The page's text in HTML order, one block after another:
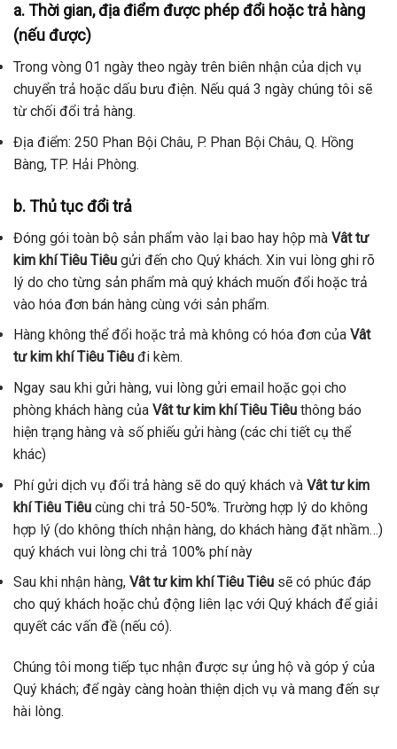
a. Thời gian, địa điểm được phép đổi hoặc trả hàng
(nếu được)
Trong vòng 01 ngày theo ngày trên biên nhận của dịch vụ
chuyển trả hoặc dấu bưu điện. Nếu quá 3 ngày chúng tôi sẽ
từ chối đổi trả hàng.
Địa điểm: 250 Phan Bội Châu, P. Phan Bội Châu, Q. Hồng
Bàng, TP. Hải Phòng.
b. Thủ tục đổi trả
Đóng gói toàn bộ sản phẩm vào lại bao hay hộp mà Vât tư
kim khí Tiêu Tiêu gửi đến cho Quý khách. Xin vui lòng ghi rõ
lý do cho từng sản phẩm mà quý khách muốn đổi hoặc trả
vào hóa đơn bán hàng cùng với sản phẩm.
Hàng không thể đổi hoặc trả mà không có hóa đơn của Vât
tư kim khí Tiêu Tiêu đi kèm.
Ngay sau khi gửi hàng, vui lòng gửi email hoặc gọi cho
phòng khách hàng của Vât tư kim khí Tiêu Tiêu thông báo
hiện trạng hàng và số phiếu gửi hàng (các chi tiết cụ thể
khác)
Phí gửi dịch vụ đổi trả hàng sẽ do quý khách và Vât tư kim
khí Tiêu Tiêu cùng chi trả 50-50%. Trường hợp lý do không
hợp lý (do không thích nhận hàng, do khách hàng đặt nhầm…)
quý khách vui lòng chi trả 100% phí này
Sau khi nhận hàng, Vât tư kim khí Tiêu Tiêu sẽ có phúc đáp
cho quý khách hoặc chủ động liên lạc với Quý khách để giải
quyết các vấn đề (nếu có).
Chúng tôi mong tiếp tục nhận được sự ủng hộ và góp ý của
Quý khách; để ngày càng hoàn thiện dịch vụ và mang đến sự
hài lòng.